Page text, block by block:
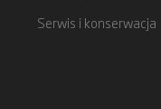
Serwis i konserwacja